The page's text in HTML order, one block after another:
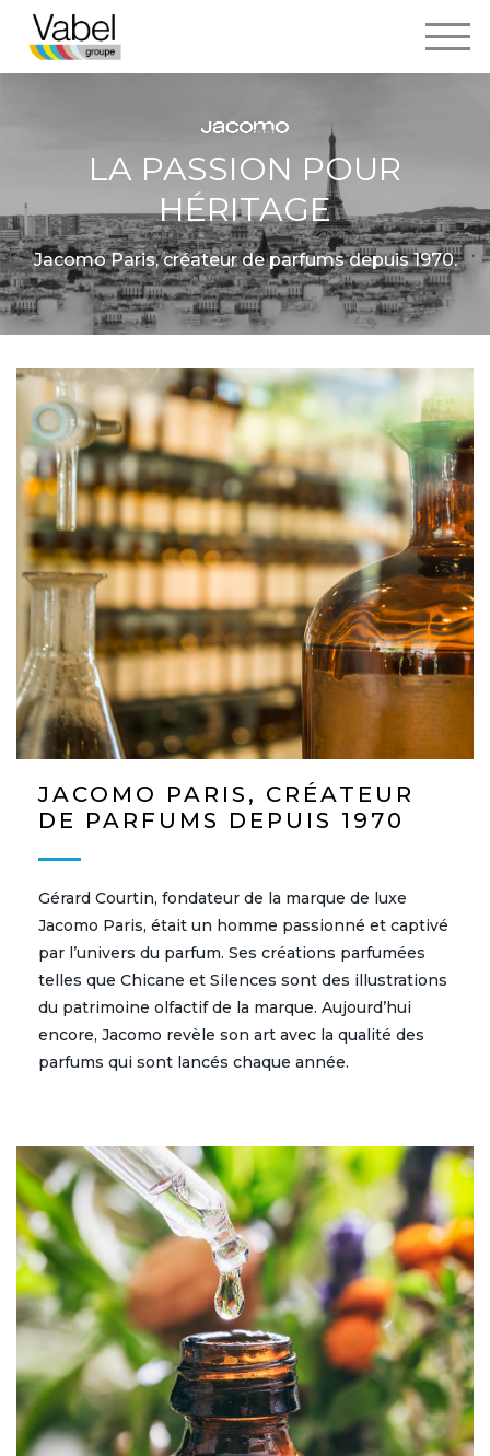
JACOMO PARIS, CRÉATEUR
DE PARFUMS DEPUIS 1970
Gérard Courtin, fondateur de la marque de luxe
Jacomo Paris, était un homme passionné et captivé
par l’univers du parfum. Ses créations parfumées
telles que Chicane et Silences sont des illustrations
du patrimoine olfactif de la marque. Aujourd’hui
encore, Jacomo revèle son art avec la qualité des
parfums qui sont lancés chaque année.